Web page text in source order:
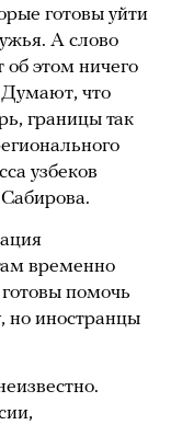
готовы уйти
А слово
этом ничего
Думают, что
границы так
узбеков
временно
помочь
но иностранцы